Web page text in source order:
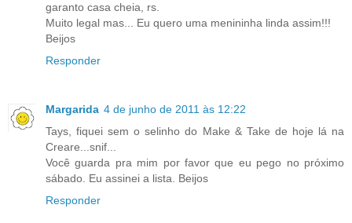
garanto casa cheia, rs.
Muito legal mas... Eu quero uma menininha linda assim!!!
Beijos
Responder
Margarida 4 de junho de 2011 às 12:22
Tays, fiquei sem o selinho do Make & Take de hoje lá na
Creare...snif...
Você guarda pra mim por favor que eu pego no próximo
sábado. Eu assinei a lista. Beijos
Responder